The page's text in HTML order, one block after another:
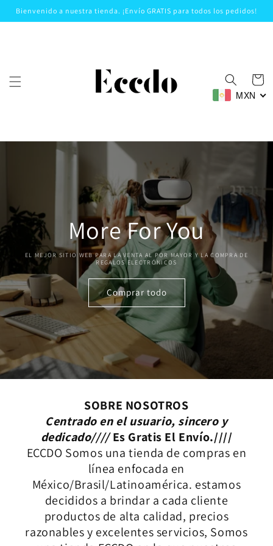
directamente
al contenido
Bienvenido a nuestra tienda. ¡Envío GRATIS para todos los pedidos!
Carrito
MXN
More For You
EL MEJOR SITIO WEB PARA LA VENTA AL POR MAYOR Y LA COMPRA DE
REGALOS ELECTRÓNICOS
Comprar todo
SOBRE NOSOTROS
Centrado en el usuario, sincero y
dedicado////Es Gratis El Envío.////
ECCDO Somos una tienda de compras en
línea enfocada en
México/Brasil/Latinoamérica. estamos
decididos a brindar a cada cliente
productos de alta calidad, precios
razonables y excelentes servicios, Somos